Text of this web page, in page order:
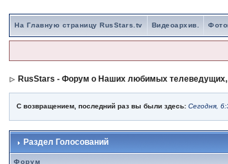
На Главную страницу RusStars.tv Видеоархив.
RusStars - Форум о Наших любимых телеведущих,
С возвращением, последний раз вы были здесь:Сегодня,
Раздел Голосований
Форум